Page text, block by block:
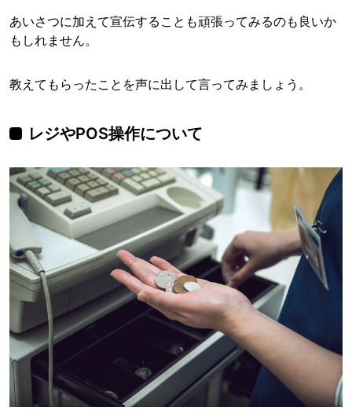
あいさつに加えて宣伝することも頑張ってみるのも良いか
もしれません。
教えてもらったことを声に出して言ってみましょう。
レジやPOS操作について